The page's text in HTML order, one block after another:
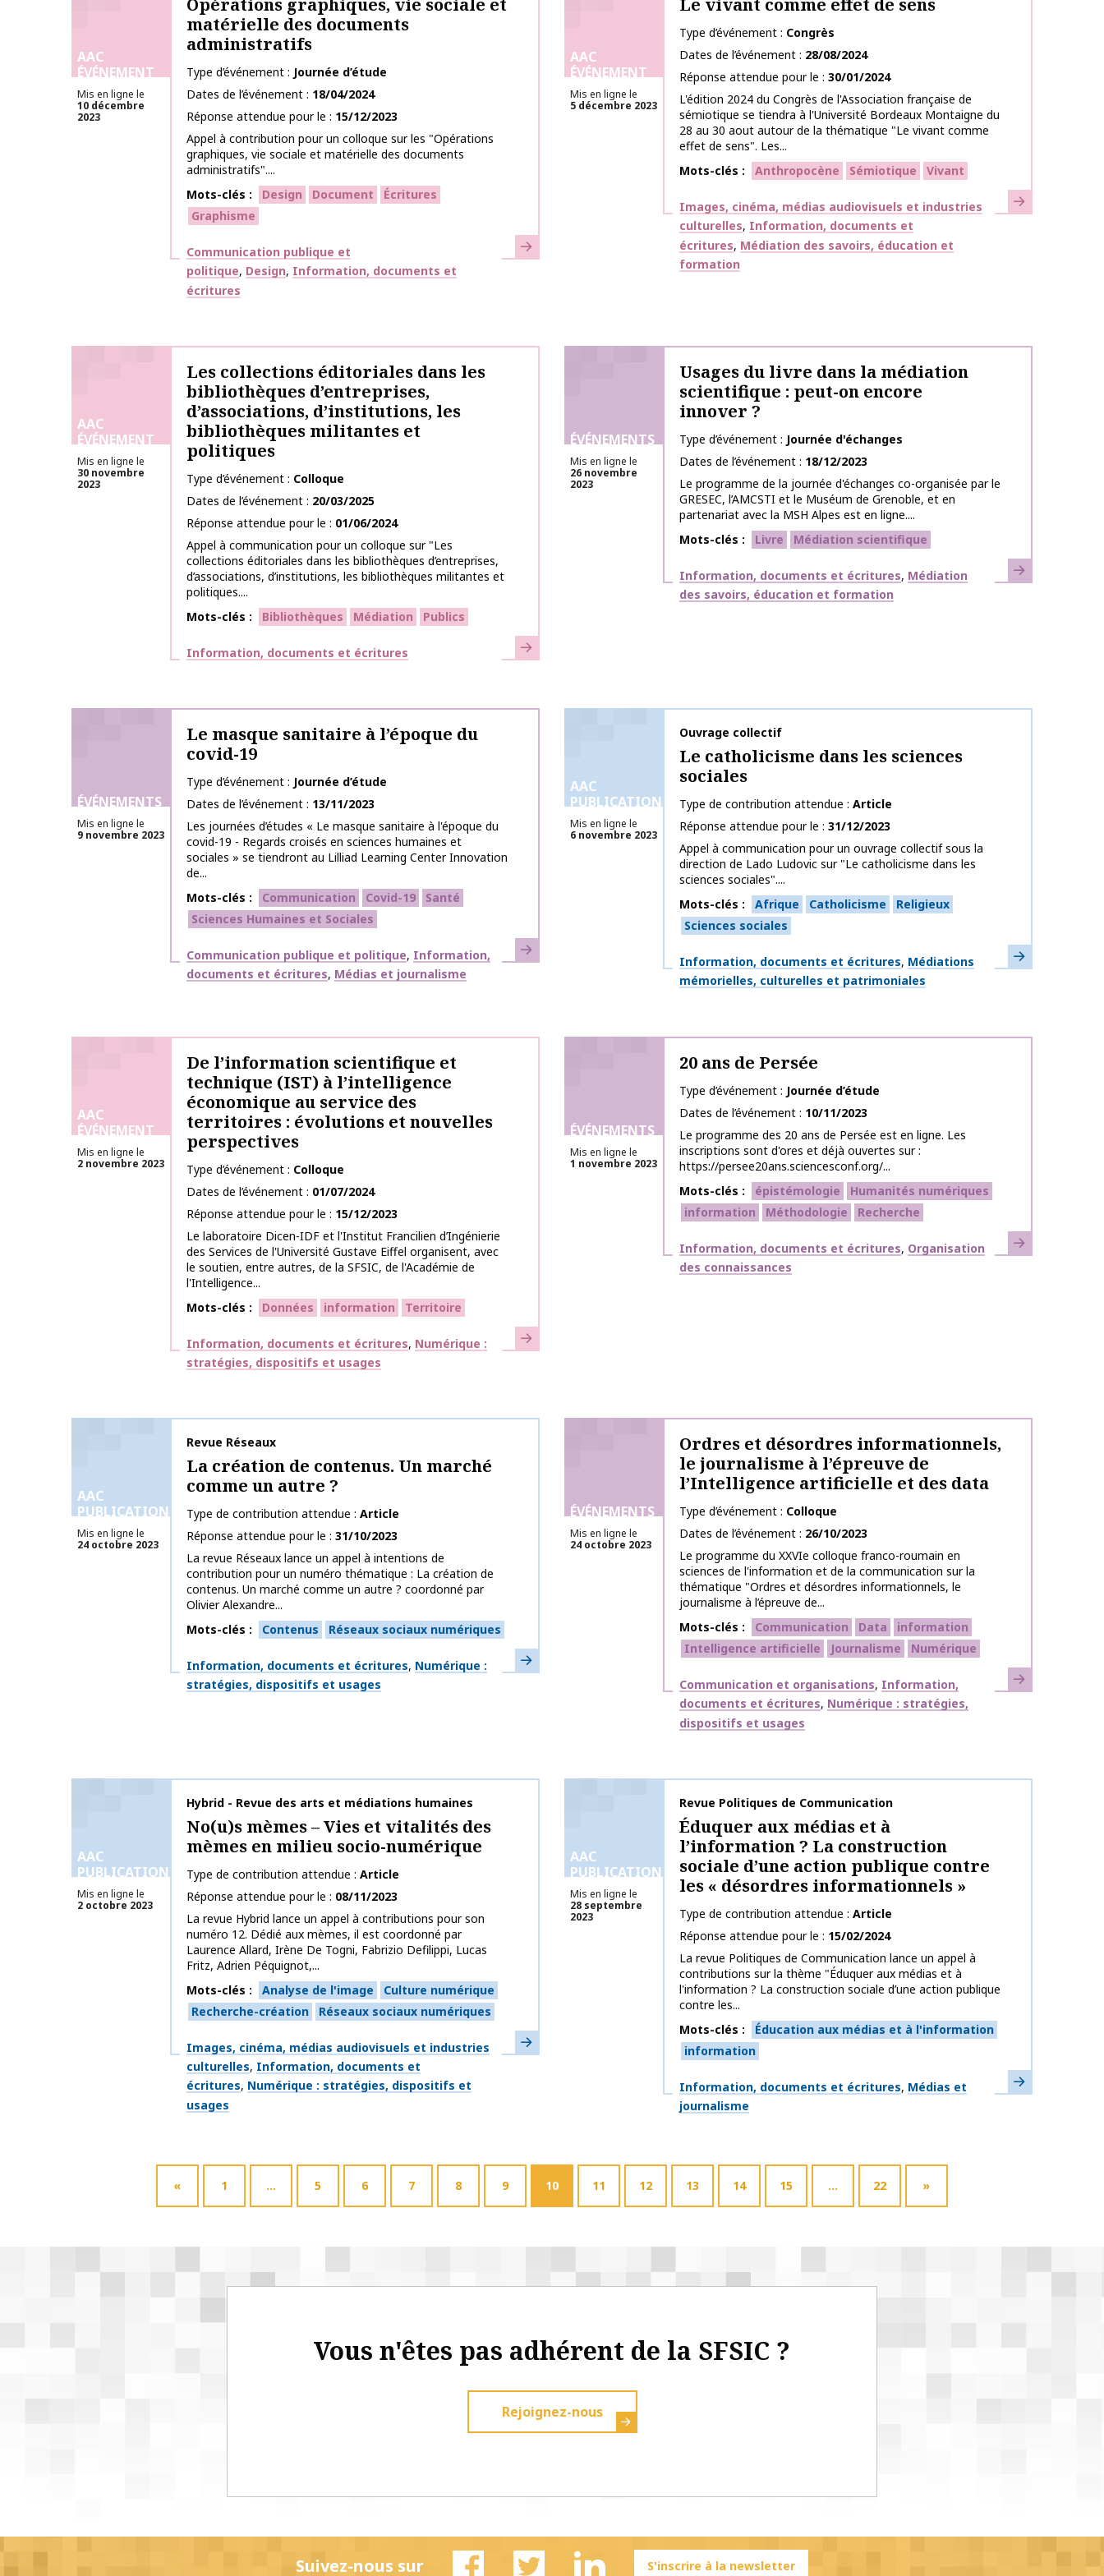
AAC
ÉVÉNEMENT
Mis en ligne le
10 décembre
2023
Opérations graphiques, vie sociale et
matérielle des documents
administratifs
Type d’événement
Journée d’étude
Dates de l’événement
18/04/2024
Réponse attendue pour le
15/12/2023
Appel à contribution pour un colloque sur les "Opérations
graphiques, vie sociale et matérielle des documents
administratifs"....
Mots-clés
Design Document
Écritures
Graphisme
Thématiques
Communication publique et
politique Design Information, documents et
écritures
En savoir plus
AAC
ÉVÉNEMENT
Mis en ligne le
5 décembre 2023
Le vivant comme effet de sens
Type d’événement
Congrès
Dates de l’événement
28/08/2024
Réponse attendue pour le
30/01/2024
L'édition 2024 du Congrès de l'Association française de
sémiotique se tiendra à l'Université Bordeaux Montaigne du
28 au 30 aout autour de la thématique "Le vivant comme
effet de sens". Les...
Mots-clés
Anthropocène Sémiotique Vivant
Thématiques
Images, cinéma, médias audiovisuels et industries
culturelles Information, documents et
écritures Médiation des savoirs, éducation et
formation
En savoir plus
AAC
ÉVÉNEMENT
Mis en ligne le
30 novembre
2023
Les collections éditoriales dans les
bibliothèques d’entreprises,
d’associations, d’institutions, les
bibliothèques militantes et
politiques
Type d’événement
Colloque
Dates de l’événement
20/03/2025
Réponse attendue pour le
01/06/2024
Appel à communication pour un colloque sur "Les
collections éditoriales dans les bibliothèques d’entreprises,
d’associations, d’institutions, les bibliothèques militantes et
politiques....
Mots-clés
Bibliothèques Médiation Publics
Thématiques
Information, documents et écritures En savoir plus
ÉVÉNEMENTS
Mis en ligne le
26 novembre
2023
Usages du livre dans la médiation
scientifique : peut-on encore
innover ?
Type d’événement
Journée d'échanges
Dates de l’événement
18/12/2023
Le programme de la journée d'échanges co-organisée par le
GRESEC, l’AMCSTI et le Muséum de Grenoble, et en
partenariat avec la MSH Alpes est en ligne....
Mots-clés
Livre Médiation scientifique
Thématiques
Information, documents et écritures Médiation
des savoirs, éducation et formation
En savoir plus
ÉVÉNEMENTS
Mis en ligne le
9 novembre 2023
Le masque sanitaire à l’époque du
covid-19
Type d’événement
Journée d’étude
Dates de l’événement
13/11/2023
Les journées d’études « Le masque sanitaire à l'époque du
covid-19 - Regards croisés en sciences humaines et
sociales » se tiendront au Lilliad Learning Center Innovation
de...
Mots-clés
Communication Covid-19
Santé
Sciences Humaines et Sociales
Thématiques
Communication publique et politique Information,
documents et écritures Médias et journalisme
En savoir plus
AAC
PUBLICATIONS
Mis en ligne le
6 novembre 2023
Nom de la publication
Ouvrage collectif
Le catholicisme dans les sciences
sociales
Type de contribution attendue
Article
Réponse attendue pour le
31/12/2023
Appel à communication pour un ouvrage collectif sous la
direction de Lado Ludovic sur "Le catholicisme dans les
sciences sociales"....
Mots-clés
Afrique Catholicisme
Religieux
Sciences sociales
Thématiques
Information, documents et écritures Médiations
mémorielles, culturelles et patrimoniales
En savoir plus
AAC
ÉVÉNEMENT
Mis en ligne le
2 novembre 2023
De l’information scientifique et
technique (IST) à l’intelligence
économique au service des
territoires : évolutions et nouvelles
perspectives
Type d’événement
Colloque
Dates de l’événement
01/07/2024
Réponse attendue pour le
15/12/2023
Le laboratoire Dicen-IDF et l'Institut Francilien d’Ingénierie
des Services de l'Université Gustave Eiffel organisent, avec
le soutien, entre autres, de la SFSIC, de l'Académie de
l'Intelligence...
Mots-clés
Données information Territoire
Thématiques
Information, documents et écritures Numérique :
stratégies, dispositifs et usages
En savoir plus
ÉVÉNEMENTS
Mis en ligne le
1 novembre 2023
20 ans de Persée
Type d’événement
Journée d’étude
Dates de l’événement
10/11/2023
Le programme des 20 ans de Persée est en ligne. Les
inscriptions sont d'ores et déjà ouvertes sur :
https://persee20ans.sciencesconf.org/...
Mots-clés
épistémologie
Humanités numériques
information
Méthodologie Recherche
Thématiques
Information, documents et écritures Organisation
des connaissances
En savoir plus
AAC
PUBLICATIONS
Mis en ligne le
24 octobre 2023
Nom de la publication
Revue Réseaux
La création de contenus. Un marché
comme un autre ?
Type de contribution attendue
Article
Réponse attendue pour le
31/10/2023
La revue Réseaux lance un appel à intentions de
contribution pour un numéro thématique : La création de
contenus. Un marché comme un autre ? coordonné par
Olivier Alexandre...
Mots-clés
Contenus Réseaux sociaux numériques
Thématiques
Information, documents et écritures Numérique :
stratégies, dispositifs et usages
En savoir plus
ÉVÉNEMENTS
Mis en ligne le
24 octobre 2023
Ordres et désordres informationnels,
le journalisme à l’épreuve de
l’Intelligence artificielle et des data
Type d’événement
Colloque
Dates de l’événement
26/10/2023
Le programme du XXVIe colloque franco-roumain en
sciences de l'information et de la communication sur la
thématique "Ordres et désordres informationnels, le
journalisme à l’épreuve de...
Mots-clés
Communication Data
information
Intelligence artificielle
Journalisme Numérique
Thématiques
Communication et organisations Information,
documents et écritures Numérique : stratégies,
dispositifs et usages
En savoir plus
AAC
PUBLICATIONS
Mis en ligne le
2 octobre 2023
Nom de la publication
Hybrid - Revue des arts et médiations humaines
No(u)s mèmes – Vies et vitalités des
mèmes en milieu socio-numérique
Type de contribution attendue
Article
Réponse attendue pour le
08/11/2023
La revue Hybrid lance un appel à contributions pour son
numéro 12. Dédié aux mèmes, il est coordonné par
Laurence Allard, Irène De Togni, Fabrizio Defilippi, Lucas
Fritz, Adrien Péquignot,...
Mots-clés
Analyse de l'image
Culture numérique
Recherche-création
Réseaux sociaux numériques
Thématiques
Images, cinéma, médias audiovisuels et industries
culturelles Information, documents et
écritures Numérique : stratégies, dispositifs et
usages
En savoir plus
AAC
PUBLICATIONS
Mis en ligne le
28 septembre
2023
Nom de la publication
Revue Politiques de Communication
Éduquer aux médias et à
l’information ? La construction
sociale d’une action publique contre
les « désordres informationnels »
Type de contribution attendue
Article
Réponse attendue pour le
15/02/2024
La revue Politiques de Communication lance un appel à
contributions sur la thème "Éduquer aux médias et à
l'information ? La construction sociale d’une action publique
contre les...
Mots-clés
Éducation aux médias et à l'information
information
Thématiques
Information, documents et écritures Médias et
journalisme
En savoir plus
« 1 … 5 6 7 8 9 10 11 12 13 14 15 … 22 »
Vous n'êtes pas adhérent de la SFSIC ?
Rejoignez-nous
Suivez-nous sur S'inscrire à la newsletter